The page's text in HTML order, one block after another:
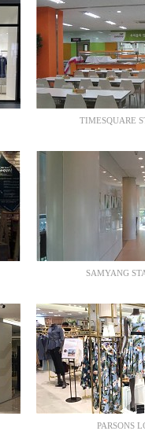
TIMESQUARE
SAMYANG
PARSONS